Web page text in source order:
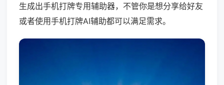
生成出手机打牌专用辅助器，不管你是想分享给好友
或者使用手机打牌AI辅助都可以满足需求。